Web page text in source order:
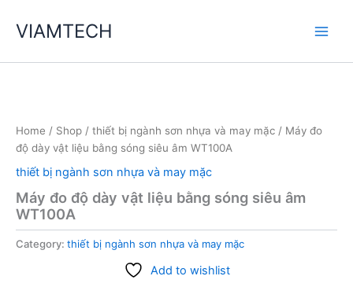
VIAMTECH
Home / Shop / thiết bị ngành sơn nhựa và may mặc / Máy đo
độ dày vật liệu bằng sóng siêu âm WT100A
thiết bị ngành sơn nhựa và may mặc
Máy đo độ dày vật liệu bằng sóng siêu âm
WT100A
Category: thiết bị ngành sơn nhựa và may mặc
Add to wishlist